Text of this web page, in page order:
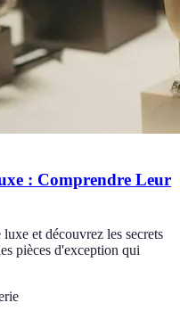
: Comprendre Leur
et découvrez les secrets
pièces d'exception qui